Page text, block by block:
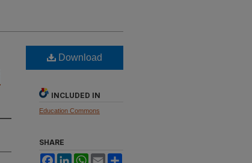
Download
INCLUDED IN
Education Commons
SHARE
FacebookLinkedInWhatsApp
Email